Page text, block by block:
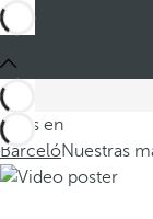
Estás en
BarcelóNuestras